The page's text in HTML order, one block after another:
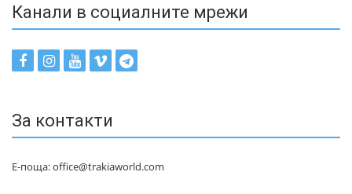
Канали в социалните мрежи
За контакти
Е-поща: office@trakiaworld.com